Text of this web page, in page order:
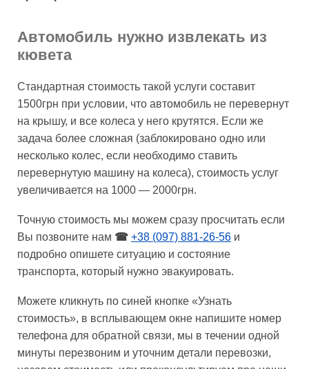
Автомобиль нужно извлекать из
кювета
Стандартная стоимость такой услуги составит
1500грн при условии, что автомобиль не перевернут
на крышу, и все колеса у него крутятся. Если же
задача более сложная (заблокировано одно или
несколько колес, если необходимо ставить
перевернутую машину на колеса), стоимость услуг
увеличивается на 1000 — 2000грн.
Точную стоимость мы можем сразу просчитать если
Вы позвоните нам ☎ +38 (097) 881-26-56 и
подробно опишете ситуацию и состояние
транспорта, который нужно эвакуировать.
Можете кликнуть по синей кнопке «Узнать
стоимость», в всплывающем окне напишите номер
телефона для обратной связи, мы в течении одной
минуты перезвоним и уточним детали перевозки,